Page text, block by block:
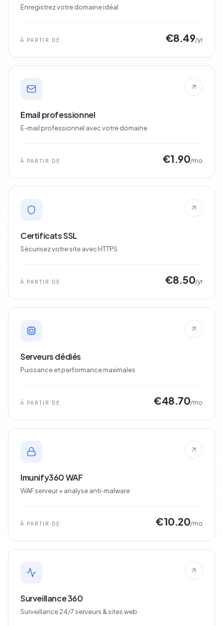
Enregistrez votre domaine idéal
À PARTIR DE €8.49/yr
Email professionnel
E-mail professionnel avec votre domaine
À PARTIR DE €1.90/mo
Certificats SSL
Sécurisez votre site avec HTTPS
À PARTIR DE €8.50/yr
Serveurs dédiés
Puissance et performance maximales
À PARTIR DE €48.70/mo
Imunify360 WAF
WAF serveur + analyse anti-malware
À PARTIR DE €10.20/mo
Surveillance 360
Surveillance 24/7 serveurs & sites web